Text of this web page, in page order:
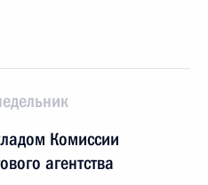
Комиссии
агентства